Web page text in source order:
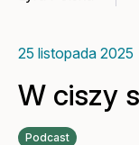
25 listopada 2025
W ciszy
Podcast